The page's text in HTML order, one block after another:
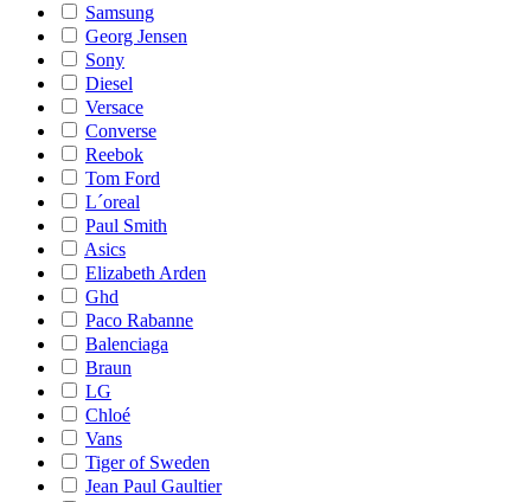
Samsung
Georg Jensen
Sony
Diesel
Versace
Converse
Reebok
Tom Ford
L´oreal
Paul Smith
Asics
Elizabeth Arden
Ghd
Paco Rabanne
Balenciaga
Braun
LG
Chloé
Vans
Tiger of Sweden
Jean Paul Gaultier